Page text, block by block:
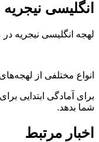
انگلیسی نیجریه
لهجه انگلیسی نیجریه
انواع مختلفی از
برای آمادگی ابتدایی
شما بدهد.
اخبار مرتبط